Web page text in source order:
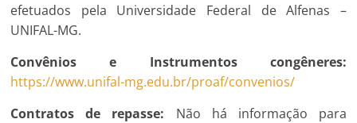
efetuados pela Universidade Federal de Alfenas –
UNIFAL-MG.
Convênios e Instrumentos congêneres:
https://www.unifal-mg.edu.br/proaf/convenios/
Contratos de repasse: Não há informação para